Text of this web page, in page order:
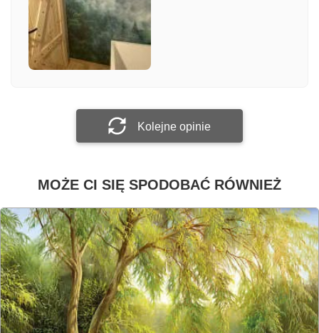
Załącz zdjęcie
Kolejne opinie
MOŻE CI SIĘ SPODOBAĆ RÓWNIEŻ